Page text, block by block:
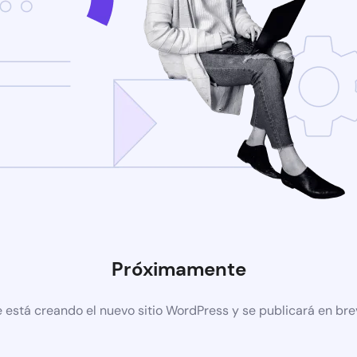
Próximamente
está creando el nuevo sitio WordPress y se publicará en